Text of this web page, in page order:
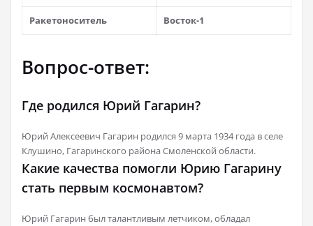
Ракетоноситель Восток-1
Вопрос-ответ:
Где родился Юрий Гагарин?
Юрий Алексеевич Гагарин родился 9 марта 1934 года в селе
Клушино, Гагаринского района Смоленской области.
Какие качества помогли Юрию Гагарину
стать первым космонавтом?
Юрий Гагарин был талантливым летчиком, обладал